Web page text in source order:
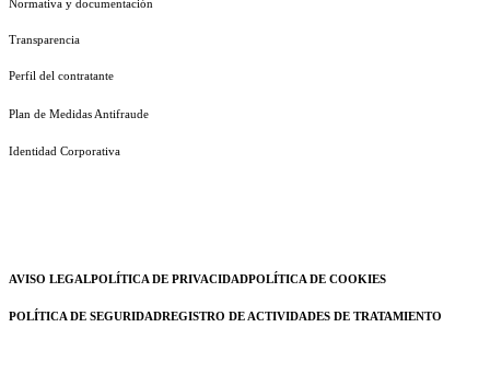
Normativa y documentación
Transparencia
Perfil del contratante
Plan de Medidas Antifraude
Identidad Corporativa
AVISO LEGALPOLÍTICA DE PRIVACIDADPOLÍTICA DE COOKIES
POLÍTICA DE SEGURIDADREGISTRO DE ACTIVIDADES DE TRATAMIENTO